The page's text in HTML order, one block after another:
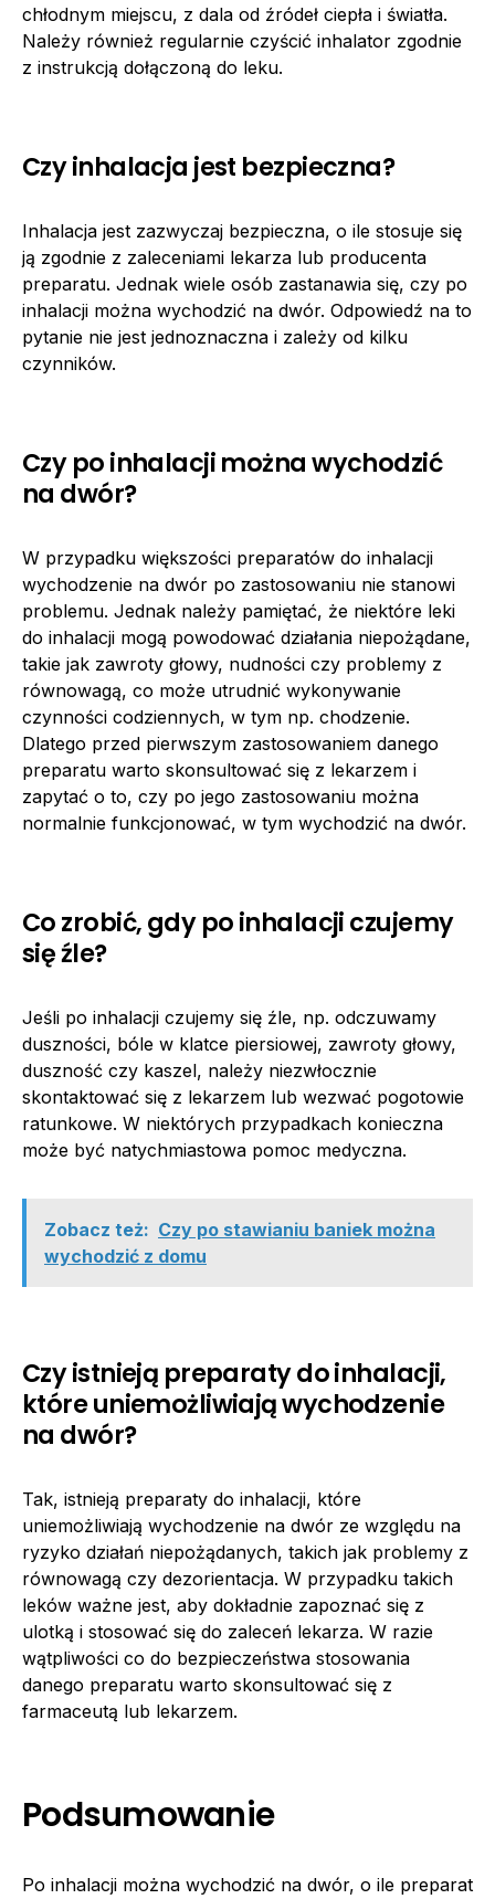
chłodnym miejscu, z dala od źródeł ciepła i światła.
Należy również regularnie czyścić inhalator zgodnie
z instrukcją dołączoną do leku.
Czy inhalacja jest bezpieczna?
Inhalacja jest zazwyczaj bezpieczna, o ile stosuje się
ją zgodnie z zaleceniami lekarza lub producenta
preparatu. Jednak wiele osób zastanawia się, czy po
inhalacji można wychodzić na dwór. Odpowiedź na to
pytanie nie jest jednoznaczna i zależy od kilku
czynników.
Czy po inhalacji można wychodzić
na dwór?
W przypadku większości preparatów do inhalacji
wychodzenie na dwór po zastosowaniu nie stanowi
problemu. Jednak należy pamiętać, że niektóre leki
do inhalacji mogą powodować działania niepożądane,
takie jak zawroty głowy, nudności czy problemy z
równowagą, co może utrudnić wykonywanie
czynności codziennych, w tym np. chodzenie.
Dlatego przed pierwszym zastosowaniem danego
preparatu warto skonsultować się z lekarzem i
zapytać o to, czy po jego zastosowaniu można
normalnie funkcjonować, w tym wychodzić na dwór.
Co zrobić, gdy po inhalacji czujemy
się źle?
Jeśli po inhalacji czujemy się źle, np. odczuwamy
duszności, bóle w klatce piersiowej, zawroty głowy,
duszność czy kaszel, należy niezwłocznie
skontaktować się z lekarzem lub wezwać pogotowie
ratunkowe. W niektórych przypadkach konieczna
może być natychmiastowa pomoc medyczna.
Zobacz też: Czy po stawianiu baniek można
wychodzić z domu
Czy istnieją preparaty do inhalacji,
które uniemożliwiają wychodzenie
na dwór?
Tak, istnieją preparaty do inhalacji, które
uniemożliwiają wychodzenie na dwór ze względu na
ryzyko działań niepożądanych, takich jak problemy z
równowagą czy dezorientacja. W przypadku takich
leków ważne jest, aby dokładnie zapoznać się z
ulotką i stosować się do zaleceń lekarza. W razie
wątpliwości co do bezpieczeństwa stosowania
danego preparatu warto skonsultować się z
farmaceutą lub lekarzem.
Podsumowanie
Po inhalacji można wychodzić na dwór, o ile preparat